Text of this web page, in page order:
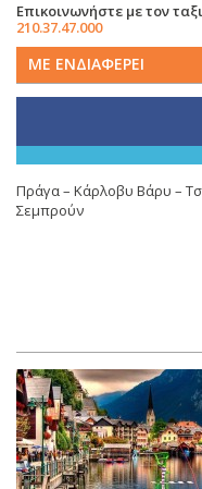
Επικοινωνήστε με τον
210.37.47.000
ΜΕ ΕΝΔΙΑΦΕΡΕΙ
Πράγα – Κάρλοβυ Βάρυ –
Σεμπρούν